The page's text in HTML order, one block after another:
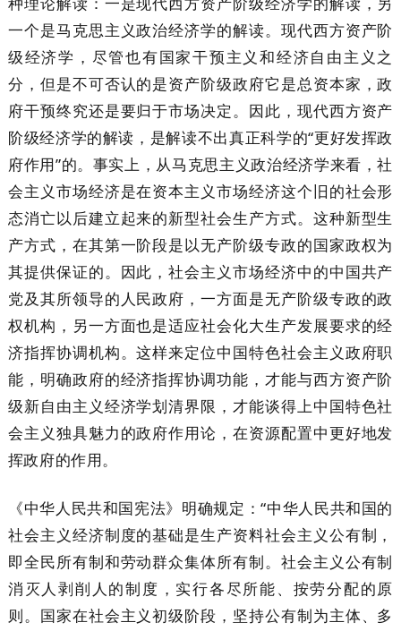
一个是马克思主义政治经济学的解读。现代西方资产阶
级经济学，尽管也有国家干预主义和经济自由主义之
分，但是不可否认的是资产阶级政府它是总资本家，政
府干预终究还是要归于市场决定。因此，现代西方资产
阶级经济学的解读，是解读不出真正科学的“更好发挥政
府作用”的。事实上，从马克思主义政治经济学来看，社
会主义市场经济是在资本主义市场经济这个旧的社会形
态消亡以后建立起来的新型社会生产方式。这种新型生
产方式，在其第一阶段是以无产阶级专政的国家政权为
其提供保证的。因此，社会主义市场经济中的中国共产
党及其所领导的人民政府，一方面是无产阶级专政的政
权机构，另一方面也是适应社会化大生产发展要求的经
济指挥协调机构。这样来定位中国特色社会主义政府职
能，明确政府的经济指挥协调功能，才能与西方资产阶
级新自由主义经济学划清界限，才能谈得上中国特色社
会主义独具魅力的政府作用论，在资源配置中更好地发
挥政府的作用。
《中华人民共和国宪法》明确规定：“中华人民共和国的
社会主义经济制度的基础是生产资料社会主义公有制，
即全民所有制和劳动群众集体所有制。社会主义公有制
消灭人剥削人的制度，实行各尽所能、按劳分配的原
则。国家在社会主义初级阶段，坚持公有制为主体、多